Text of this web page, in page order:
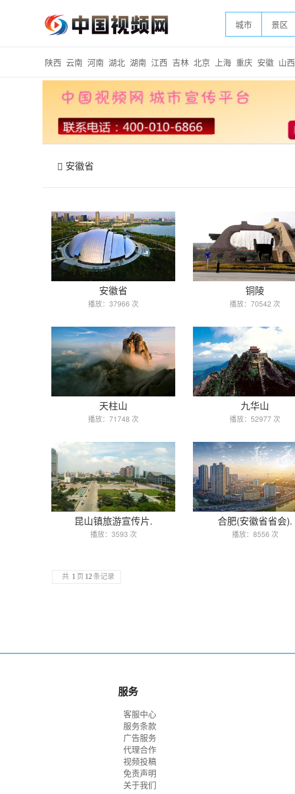
城市 景区
陕西 云南 河南 湖北 湖南 江西 吉林 北京 上海 重庆 安徽 山西
安徽省
安徽省
播放：37966 次
铜陵
播放：70542 次
天柱山
播放：71748 次
九华山
播放：52977 次
昆山镇旅游宣传片.
播放：3593 次
合肥(安徽省省会).
播放：8556 次
共 1 页 12 条记录
服务
客服中心
服务条款
广告服务
代理合作
视频投稿
免责声明
关于我们